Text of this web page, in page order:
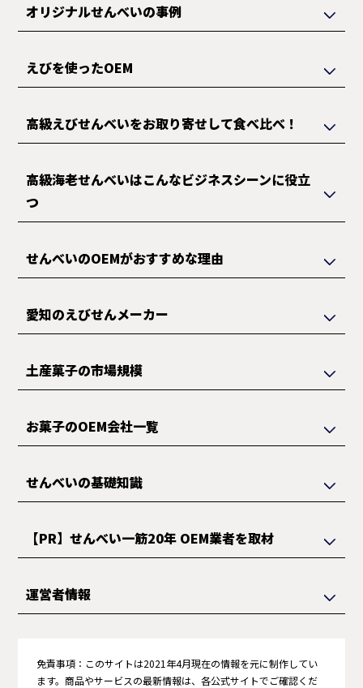
オリジナルせんべいの事例
えびを使ったOEM
高級えびせんべいをお取り寄せして食べ比べ！
高級海老せんべいはこんなビジネスシーンに役立
つ
せんべいのOEMがおすすめな理由
愛知のえびせんメーカー
土産菓子の市場規模
お菓子のOEM会社一覧
せんべいの基礎知識
【PR】せんべい一筋20年 OEM業者を取材
運営者情報
免責事項： このサイトは2021年4月現在の情報を元に制作してい
ます。商品やサービスの最新情報は、各公式サイトでご確認くだ